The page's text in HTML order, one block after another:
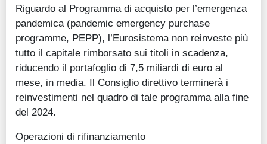
Riguardo al Programma di acquisto per l’emergenza
pandemica (pandemic emergency purchase
programme, PEPP), l’Eurosistema non reinveste più
tutto il capitale rimborsato sui titoli in scadenza,
riducendo il portafoglio di 7,5 miliardi di euro al
mese, in media. Il Consiglio direttivo terminerà i
reinvestimenti nel quadro di tale programma alla fine
del 2024.
Operazioni di rifinanziamento